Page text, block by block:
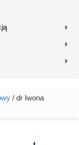
/ dr Iwona